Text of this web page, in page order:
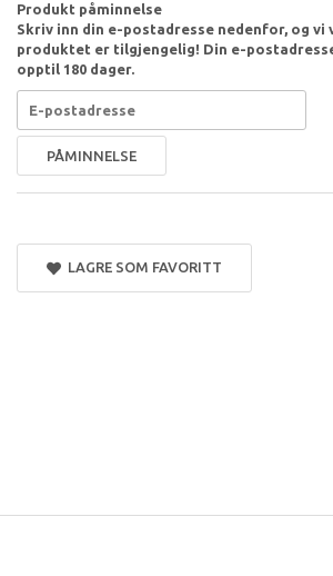
Produkt påminnelse
Skriv inn din e-postadresse nedenfor, og vi
produktet er tilgjengelig! Din e-
opptil 180 dager.
PÅMINNELSE
LAGRE SOM FAVORITT